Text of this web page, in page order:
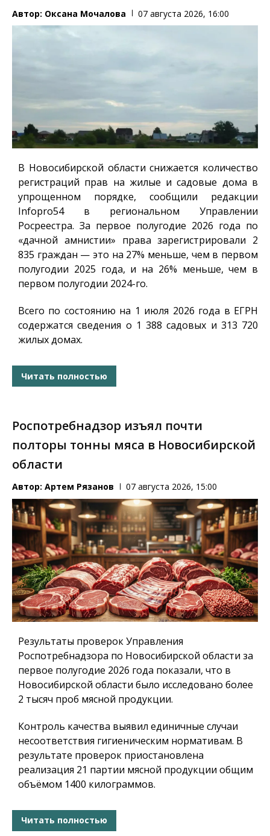
Автор: Оксана Мочалова 07 августа 2026, 16:00
В Новосибирской области снижается количество
регистраций прав на жилые и садовые дома в
упрощенном порядке, сообщили редакции
Infopro54в региональном Управлении
Росреестра. За первое полугодие 2026 года по
«дачной амнистии» права зарегистрировали 2
835 граждан — это на 27% меньше, чем в первом
полугодии 2025 года, и на 26% меньше, чем в
первом полугодии 2024-го.
Всего по состоянию на 1 июля 2026 года в ЕГРН
содержатся сведения о 1 388 садовых и 313 720
жилых домах.
Читать полностью
Роспотребнадзор изъял почти
полторы тонны мяса в Новосибирской
области
Автор: Артем Рязанов 07 августа 2026, 15:00
Результаты проверок Управления
Роспотребнадзора по Новосибирской области за
первое полугодие 2026 года показали, что в
Новосибирской области было исследовано более
2 тысяч проб мясной продукции.
Контроль качества выявил единичные случаи
несоответствия гигиеническим нормативам. В
результате проверок приостановлена
реализация 21 партии мясной продукции общим
объёмом 1400 килограммов.
Читать полностью